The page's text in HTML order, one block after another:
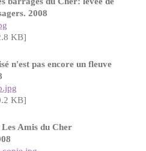
2008
KB]
n'est pas encore un fleuve
KB]
Amis du Cher